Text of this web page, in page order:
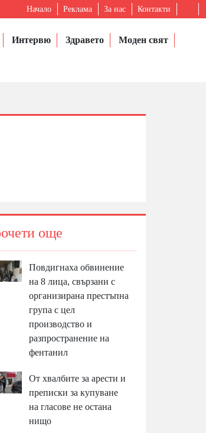
Начало Реклама За нас Контакти
Интервю Здравето
Моден свят
още
Повдигнаха обвинение
на 8 лица, свързани с
организирана престъпна
група с цел
производство и
разпространение на
фентанил
От хвалбите за арести и
преписки за купуване
на гласове не остана
нищо